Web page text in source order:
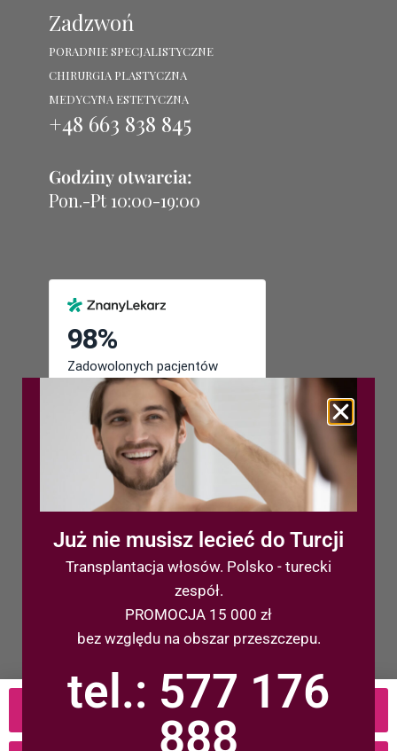
Zadzwoń
PORADNIE SPECJALISTYCZNE
CHIRURGIA PLASTYCZNA
MEDYCYNA ESTETYCZNA
+48 663 838 845
Godziny otwarcia:
Pon.-Pt 10:00-19:00
Ostatnie wpisy
Przeszczep włosów FUE
Fundusze Europejskie: Klinika Magnuccy
i Uniwersytet Śląski
NOWOŚĆ – Zabieg Hyaluxele
Polityka Prywatności
663 838 845
Już nie musisz lecieć do Turcji
Transplantacja włosów. Polsko - turecki
zespół.
PROMOCJA 15 000 zł
bez względu na obszar przeszczepu.
tel.: 577 176
888